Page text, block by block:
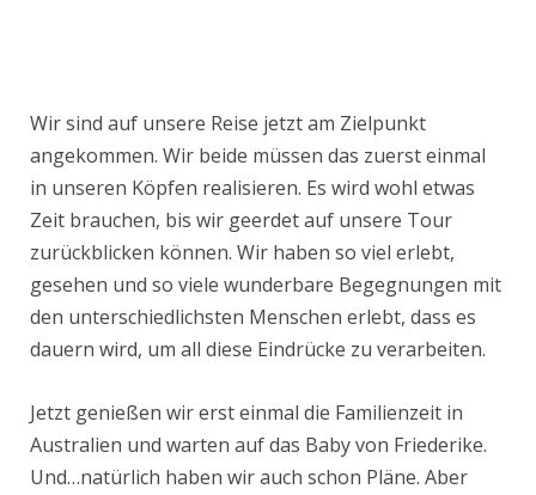
Wir sind auf unsere Reise jetzt am Zielpunkt
angekommen. Wir beide müssen das zuerst einmal
in unseren Köpfen realisieren. Es wird wohl etwas
Zeit brauchen, bis wir geerdet auf unsere Tour
zurückblicken können. Wir haben so viel erlebt,
gesehen und so viele wunderbare Begegnungen mit
den unterschiedlichsten Menschen erlebt, dass es
dauern wird, um all diese Eindrücke zu verarbeiten.
Jetzt genießen wir erst einmal die Familienzeit in
Australien und warten auf das Baby von Friederike.
Und…natürlich haben wir auch schon Pläne. Aber